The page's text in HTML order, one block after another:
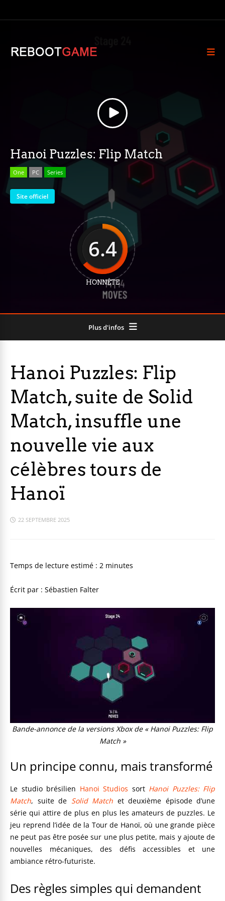
Hanoi Puzzles: Flip Match
One PC Series
Site officiel
6.4
HONNÊTE
Plus d'infos
Hanoi Puzzles: Flip
Match, suite de Solid
Match, insuffle une
nouvelle vie aux
célèbres tours de
Hanoï
22 SEPTEMBRE 2025
Temps de lecture estimé : 2 minutes
Écrit par : Sébastien Falter
Bande-annonce de la versions Xbox de « Hanoi Puzzles: Flip
Match »
Un principe connu, mais transformé
Le studio brésilien Hanoi Studios sort Hanoi Puzzles: Flip
Match, suite de Solid Match et deuxième épisode d’une
série qui attire de plus en plus les amateurs de puzzles. Le
jeu reprend l’idée de la Tour de Hanoï, où une grande pièce
ne peut pas être posée sur une plus petite, mais y ajoute de
nouvelles mécaniques, des défis accessibles et une
ambiance rétro-futuriste.
Des règles simples qui demandent